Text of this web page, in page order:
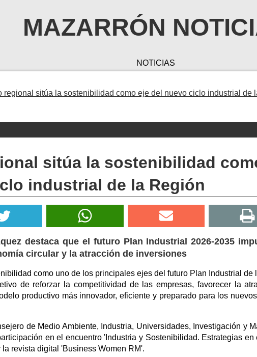
MAZARRÓN
NOTICIAS
regional sitúa la sostenibilidad como eje del nuevo ciclo industrial de
sitúa la sostenibilidad
industrial de la Región
destaca que el futuro Plan Industrial 2026-2035
circular y la atracción de inversiones
como uno de los principales ejes del futuro Plan Industrial de
de reforzar la competitividad de las empresas, favorecer la
productivo más innovador, eficiente y preparado para los
de Medio Ambiente, Industria, Universidades, Investigación y
en el encuentro 'Industria y Sostenibilidad. Estrategias en
revista digital 'Business Women RM'.